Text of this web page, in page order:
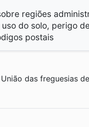
regiões
do solo, perigo
postais
das freguesias